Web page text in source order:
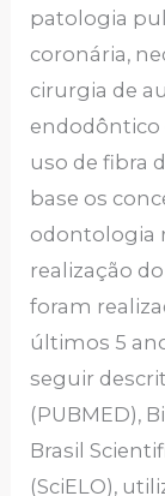
patologia
coronária,
cirurgia de
endodôntico
uso de fibra
base os
odontologia
realização
foram
últimos 5
seguir
(PUBMED),
Brasil
(SciELO),